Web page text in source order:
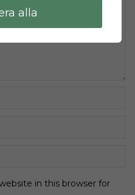
in this browser for
alla